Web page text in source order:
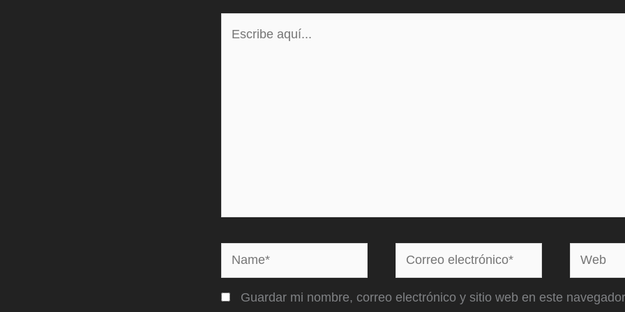
Name*
Correo
electrónico*
Web
Guardar mi nombre, correo electrónico y sitio web en este